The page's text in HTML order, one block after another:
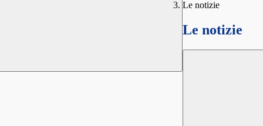
Le notizie
Le notizie